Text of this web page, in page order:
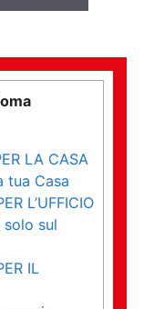
LA CASA
tua Casa
L’UFFICIO
sul
IL